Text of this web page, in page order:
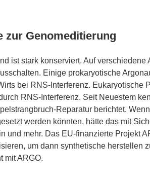
zur Genomeditierung
ist stark konserviert. Auf verschiedene
Einige prokaryotische
bei RNS-Interferenz. Eukaryotische
RNS-Interferenz. Seit Neuestem
Reparatur berichtet.
werden könnten, hätte das mit
und mehr. Das EU-finanzierte Projekt
um dann synthetische herstellen
mit ARGO.